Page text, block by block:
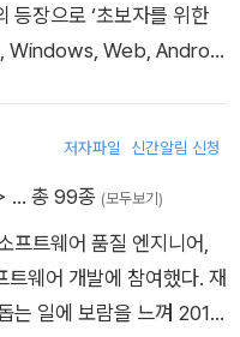
등장으로 ‘초보자를 위한
Windows, Web, Androi
, 『Azure OpenAI 프로그
』, 『Python/JavaScript
R/RStudio로 쉽게 배우는
.
저자파일 신간알림 신청
… 총 99종 (모두보기)
프트웨어 품질 엔지니어,
웨어 개발에 참여했다. 재
는 일에 보람을 느껴 2019